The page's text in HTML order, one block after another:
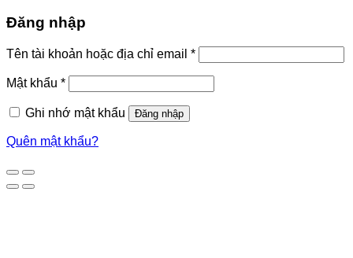
Đăng nhập
Tên tài khoản hoặc địa chỉ email *
Mật khẩu *
Ghi nhớ mật khẩu Đăng nhập
Quên mật khẩu?